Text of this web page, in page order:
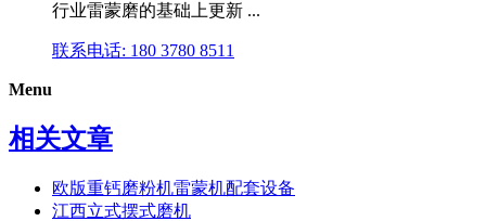
行业雷蒙磨的基础上更新 ...
联系电话: 180 3780 8511
Menu
相关文章
欧版重钙磨粉机雷蒙机配套设备
江西立式摆式磨机